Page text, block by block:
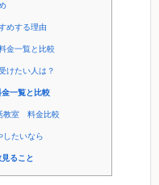
めする理由
金一覧と比較
けたい人は？
一覧と比較
教室 料金比較
したいなら
ること